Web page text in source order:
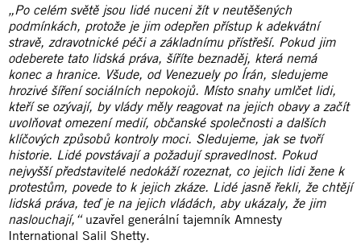
„Po celém světě jsou lidé nuceni žít v neutěšených
podmínkách, protože je jim odepřen přístup k adekvátní
stravě, zdravotnické péči a základnímu přístřeší. Pokud jim
odeberete tato lidská práva, šíříte beznaděj, která nemá
konec a hranice. Všude, od Venezuely po Írán, sledujeme
hrozivé šíření sociálních nepokojů. Místo snahy umlčet lidi,
kteří se ozývají, by vlády měly reagovat na jejich obavy a začít
uvolňovat omezení medií, občanské společnosti a dalších
klíčových způsobů kontroly moci. Sledujeme, jak se tvoří
historie. Lidé povstávají a požadují spravedlnost. Pokud
nejvyšší představitelé nedokáží rozeznat, co jejich lidi žene k
protestům, povede to k jejich zkáze. Lidé jasně řekli, že chtějí
lidská práva, teď je na jejich vládách, aby ukázaly, že jim
naslouchají,“ uzavřel generální tajemník Amnesty
International Salil Shetty.